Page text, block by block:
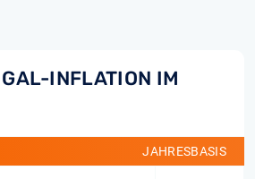
INFLATION IM
JAHRESBASIS